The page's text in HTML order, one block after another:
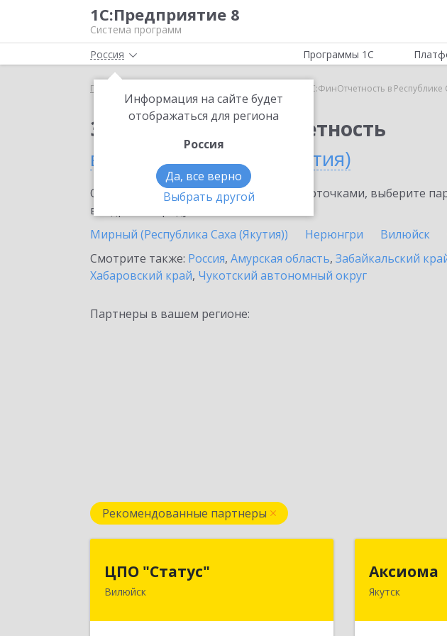
1С:Предприятие 8
Система программ
Россия
Информация на сайте будет
отображаться для региона
Россия
Да, все верно
Выбрать другой
Программы 1С
Главная 1С:ФинОтчетность в Республике
Заказать 1С:ФинОтчетность
в Республике Саха (Якутия)
Ознакомьтесь с информационными карточками, выберите
внедрение продукта.
Мирный (Республика Саха (Якутия))
Нерюнгри Вилюйск
Смотрите также: Россия, Амурская область, Забайкальский
Хабаровский край, Чукотский автономный округ
Партнеры в вашем регионе:
Рекомендованные партнеры
ЦПО "Статус"
Вилюйск
677000, Саха /Якутия/ Респ, Якутск г,
Аксиома
Якутск677000,